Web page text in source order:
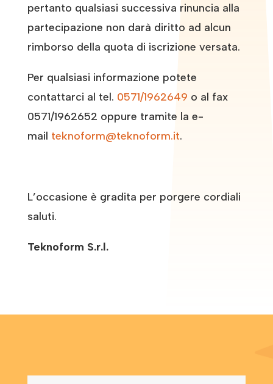
pertanto qualsiasi successiva rinuncia alla
partecipazione non darà diritto ad alcun
rimborso della quota di iscrizione versata.
Per qualsiasi informazione potete
contattarci al tel. 0571/1962649 o al fax
0571/1962652 oppure tramite la e-
mail teknoform@teknoform.it.
L’occasione è gradita per porgere cordiali
saluti.
Teknoform S.r.l.